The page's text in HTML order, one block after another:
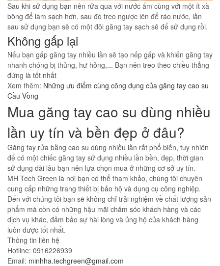
Sau khi sử dụng bạn nên rửa qua với nước ấm cùng với một ít xà
bông để làm sạch hơn, sau đó treo ngược lên để ráo nước, lần
sau sử dụng bạn sẽ có một đôi găng tay sạch sẽ để sử dụng rồi.
Không gấp lại
Nếu bạn gấp găng tay nhiều lần sẽ tạo nếp gấp và khiến găng tay
nhanh chóng bị thủng, hư hỏng,... Bạn nên treo theo chiều thẳng
đứng là tốt nhất
Xem thêm: Những ưu điểm cùng công dụng của găng tay cao su
Cầu Vồng
Mua găng tay cao su dùng nhiều
lần uy tín và bền đẹp ở đâu?
Găng tay rửa bằng cao su dùng nhiều lần rất phổ biến, tuy nhiên
để có một chiếc găng tay sử dụng nhiều lần bền, đẹp, thời gian
sử dụng dài lâu bạn nên lựa chọn mua ở những cơ sở uy tín.
MH Tech Green là nơi bạn có thể tham khảo, chúng tôi chuyên
cung cấp những trang thiết bị bảo hộ và dụng cụ công nghiệp.
Đến với chúng tôi bạn sẽ không chỉ trải nghiệm về chất lượng sản
phẩm mà còn có những hậu mãi chăm sóc khách hàng và các
dịch vụ khác, đảm bảo sự hài lòng và ủng hộ của khách hàng
luôn được tốt nhất.
Thông tin liên hệ
Hotline: 0916226939
Email: minhha.techgreen@gmail.com